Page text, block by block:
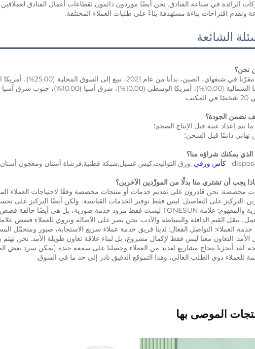
ونقدم اقتراحات بناءة مستهدفة بناءً على طلبات العملاء المختلفة.
الشائعة
ما يتم إعداد عينة قبل الإنتاج الضخم؛
دائمًا قبل الشحن؛
كأس ورقي ,ورق التواليت,كيس غسيل,شبكة قطنية,فرشاة أسنان ومعجون أسنان одноразовы
للعملاء ذوي الطلب العالي، وهذا التموقع الدقيق نادر إلى حد ما في السوق.
الموصى بها